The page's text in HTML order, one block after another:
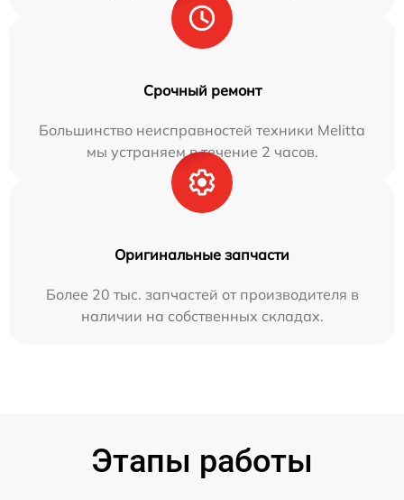
Срочный ремонт
Большинство неисправностей техники Melitta
мы устраняем в течение 2 часов.
Оригинальные запчасти
Более 20 тыс. запчастей от производителя в
наличии на собственных складах.
Этапы работы